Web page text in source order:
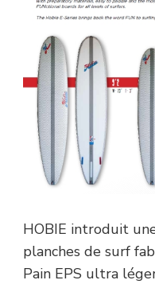
HOBIE introduit
planches de surf
Pain EPS ultra